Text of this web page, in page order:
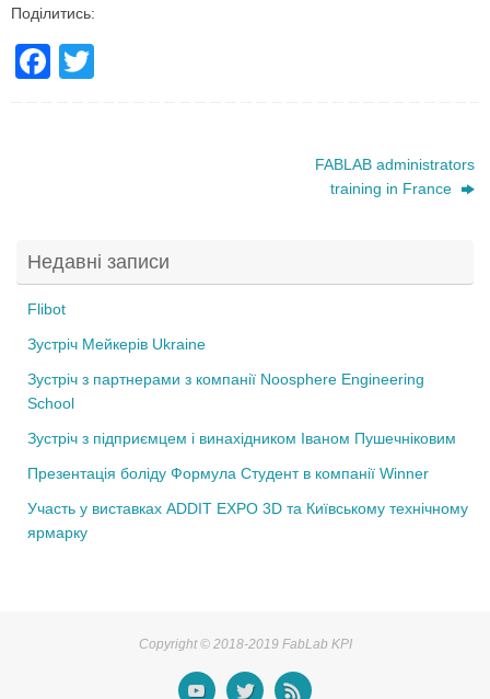
Поділитись:
F
o
k
FABLAB administrators
training in France
Недавні записи
Flibot
Зустріч Мейкерів Ukraine
Зустріч з партнерами з компанії Noosphere Engineering
School
Зустріч з підприємцем і винахідником Іваном Пушечніковим
Презентація боліду Формула Студент в компанії Winner
Участь у виставках ADDIT EXPO 3D та Київському технічному
ярмарку
Copyright © 2018-2019 FabLab KPI